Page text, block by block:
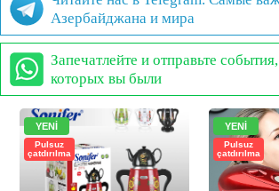
Азербайджана и мира
Запечатлейте и отправьте
которых вы были